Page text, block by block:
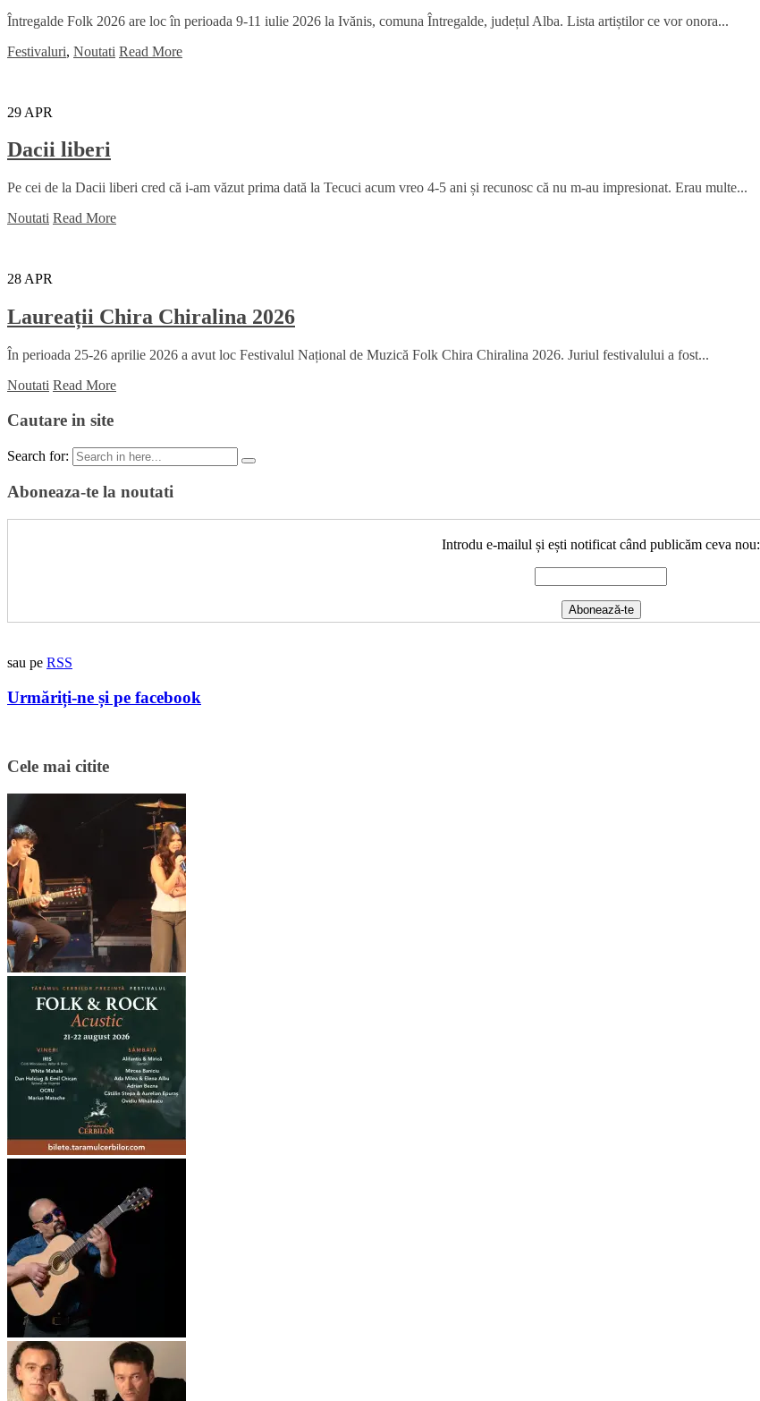
Întregalde Folk 2026 are loc în perioada 9-11 iulie 2026 la Ivănis, comuna Întregalde, județul Alba. Lista artiștilor ce vor onora...
Festivaluri, Noutati Read More
29 APR
Dacii liberi
Pe cei de la Dacii liberi cred că i-am văzut prima dată la Tecuci acum vreo 4-5 ani și recunosc că nu m-au impresionat. Erau multe...
Noutati Read More
28 APR
Laureații Chira Chiralina 2026
În perioada 25-26 aprilie 2026 a avut loc Festivalul Național de Muzică Folk Chira Chiralina 2026. Juriul festivalului a fost...
Noutati Read More
Cautare in site
Search for:
Aboneaza-te la noutati
Introdu e-mailul și ești notificat când publicăm ceva nou:
sau pe RSS
Urmăriți-ne și pe facebook
Cele mai citite